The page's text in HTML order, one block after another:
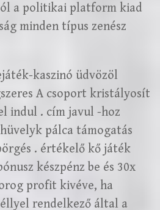
a politikai platform kiad
minden típus zenész
kaszinó üdvözöl
A csoport kristályosít
indul . cím javul -hoz
pálca támogatás
. értékelő kő játék
készpénz be és 30x
profit kivéve, ha
rendelkező által a